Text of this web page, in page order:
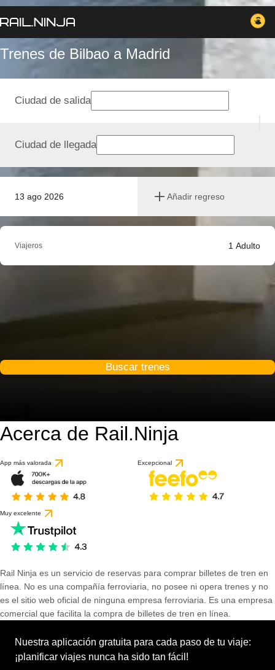
Trenes de Bilbao a Madrid
13 ago 2026 Añadir regreso
Ciudad de salida
Ciudad de llegada
Viajeros 1 Adulto
Buscar trenes
Acerca de Rail.Ninja
App más valorada Excepcional
Muy excelente
Rail Ninja es un servicio de reservas para comprar billetes de tren en
línea. No es una compañía ferroviaria, no posee ni opera trenes y no
es el sitio web oficial de ninguna empresa ferroviaria. Es una empresa
comercial que facilita la compra de billetes de tren en línea.
Nuestra aplicación gratuita para cada paso de tu viaje:
¡planificar viajes nunca ha sido tan fácil!